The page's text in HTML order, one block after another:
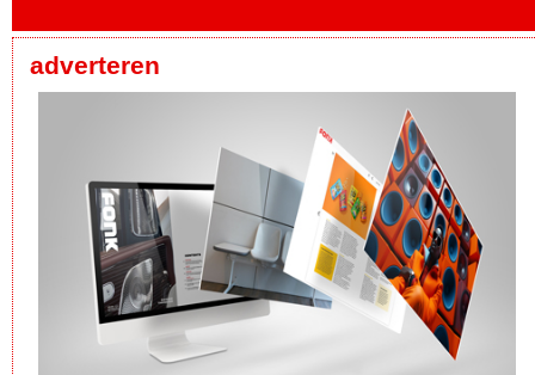
adverteren